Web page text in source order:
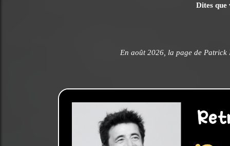
Dites que
En août 2026, la page de